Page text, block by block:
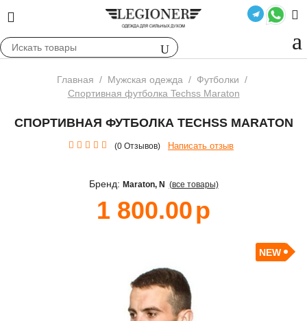
Главная / Мужская одежда / Футболки /
Cпортивная футболка Techss Maraton
CПОРТИВНАЯ ФУТБОЛКА TECHSS MARATON
(0 Отзывов) Написать отзыв
Бренд: Maraton, N (все товары)
1 800.00р
NEW